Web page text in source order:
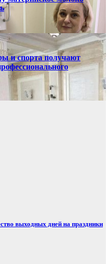
и спорта получают
выходных дней на праздники